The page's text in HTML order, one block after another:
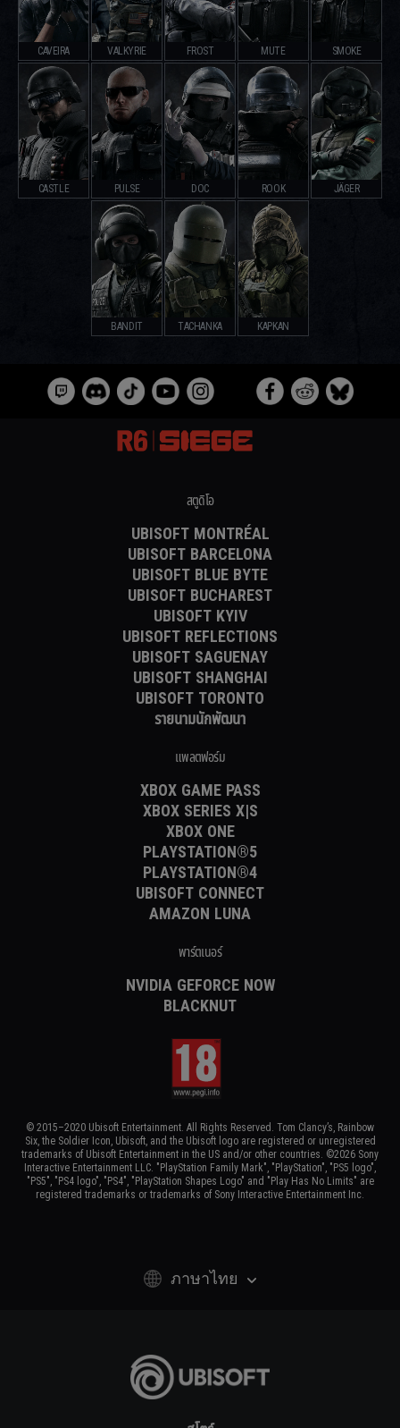
CAVEIRA VALKYRIE FROST MUTE SMOKE
CASTLE PULSE DOC ROOK JÄGER
BANDIT TACHANKA KAPKAN
สตูดิโอ
UBISOFT MONTRÉAL
UBISOFT BARCELONA
UBISOFT BLUE BYTE
UBISOFT BUCHAREST
UBISOFT KYIV
UBISOFT REFLECTIONS
UBISOFT SAGUENAY
UBISOFT SHANGHAI
UBISOFT TORONTO
รายนามนักพัฒนา
แพลตฟอร์ม
XBOX GAME PASS
XBOX SERIES X|S
XBOX ONE
PLAYSTATION®5
PLAYSTATION®4
UBISOFT CONNECT
AMAZON LUNA
พาร์ตเนอร์
NVIDIA GEFORCE NOW
BLACKNUT
© 2015–2020 Ubisoft Entertainment. All Rights Reserved. Tom Clancy’s, Rainbow
Six, the Soldier Icon, Ubisoft, and the Ubisoft logo are registered or unregistered
trademarks of Ubisoft Entertainment in the US and/or other countries. ©2026 Sony
Interactive Entertainment LLC. "PlayStation Family Mark", "PlayStation", "PS5 logo",
"PS5", "PS4 logo", "PS4", "PlayStation Shapes Logo" and "Play Has No Limits" are
registered trademarks or trademarks of Sony Interactive Entertainment Inc.
ภาษาไทย